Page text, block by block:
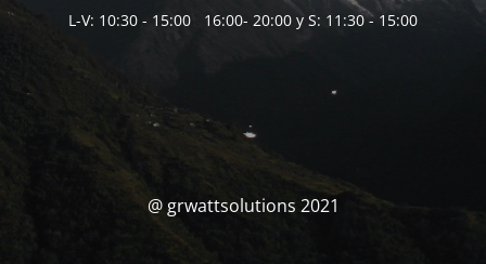
L-V: 10:30 - 15:00 16:00- 20:00 y S: 11:30 - 15:00
@ grwattsolutions 2021